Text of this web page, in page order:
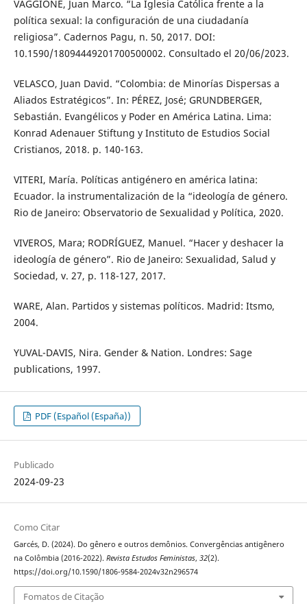
VAGGIONE, Juan Marco. “La Iglesia Católica frente a la
política sexual: la configuración de una ciudadanía
religiosa”. Cadernos Pagu, n. 50, 2017. DOI:
10.1590/18094449201700500002. Consultado el 20/06/2023.
VELASCO, Juan David. “Colombia: de Minorías Dispersas a
Aliados Estratégicos”. In: PÉREZ, José; GRUNDBERGER,
Sebastián. Evangélicos y Poder en América Latina. Lima:
Konrad Adenauer Stiftung y Instituto de Estudios Social
Cristianos, 2018. p. 140-163.
VITERI, María. Políticas antigénero en américa latina:
Ecuador. la instrumentalización de la “ideología de género.
Rio de Janeiro: Observatorio de Sexualidad y Política, 2020.
VIVEROS, Mara; RODRÍGUEZ, Manuel. “Hacer y deshacer la
ideología de género”. Rio de Janeiro: Sexualidad, Salud y
Sociedad, v. 27, p. 118-127, 2017.
WARE, Alan. Partidos y sistemas políticos. Madrid: Itsmo,
2004.
YUVAL-DAVIS, Nira. Gender & Nation. Londres: Sage
publications, 1997.
PDF (Español (España))
Publicado
2024-09-23
Como Citar
Garcés, D. (2024). Do gênero e outros demônios. Convergências antigênero
na Colômbia (2016-2022). Revista Estudos Feministas, 32(2).
https://doi.org/10.1590/1806-9584-2024v32n296574
Fomatos de Citação